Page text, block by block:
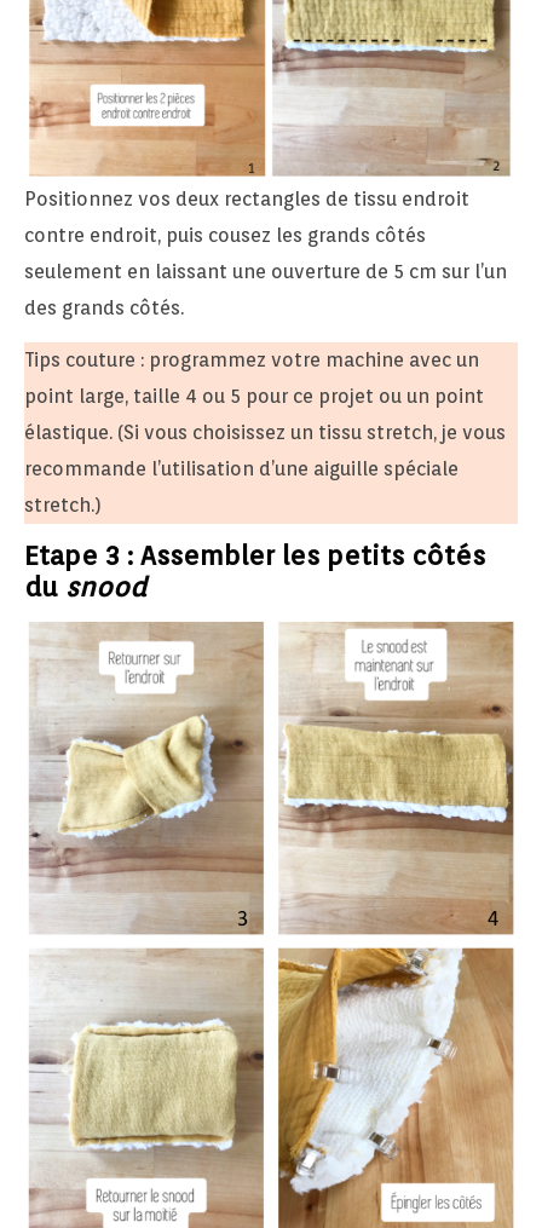
Positionnez vos deux rectangles de tissu endroit
contre endroit, puis cousez les grands côtés
seulement en laissant une ouverture de 5 cm sur l’un
des grands côtés.
Tips couture : programmez votre machine avec un
point large, taille 4 ou 5 pour ce projet ou un point
élastique. (Si vous choisissez un tissu stretch, je vous
recommande l’utilisation d’une aiguille spéciale
stretch.)
Etape 3 : Assembler les petits côtés
du snood